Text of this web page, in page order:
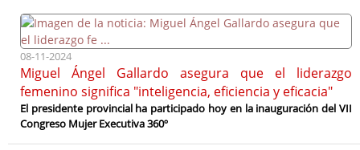
08-11-2024
Miguel Ángel Gallardo asegura que el liderazgo
femenino significa "inteligencia, eficiencia y eficacia"
El presidente provincial ha participado hoy en la inauguración del VII
Congreso Mujer Executiva 360º